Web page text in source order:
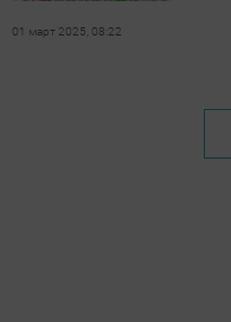
01 март 2025, 08:22